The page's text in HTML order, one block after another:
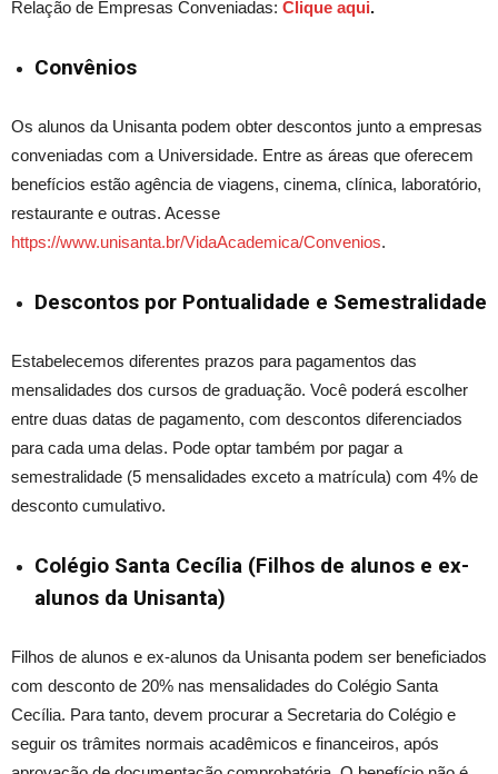
Relação de Empresas Conveniadas: Clique aqui.
Convênios
Os alunos da Unisanta podem obter descontos junto a empresas
conveniadas com a Universidade. Entre as áreas que oferecem
benefícios estão agência de viagens, cinema, clínica, laboratório,
restaurante e outras. Acesse
https://www.unisanta.br/VidaAcademica/Convenios.
Descontos por Pontualidade e Semestralidade
Estabelecemos diferentes prazos para pagamentos das
mensalidades dos cursos de graduação. Você poderá escolher
entre duas datas de pagamento, com descontos diferenciados
para cada uma delas. Pode optar também por pagar a
semestralidade (5 mensalidades exceto a matrícula) com 4% de
desconto cumulativo.
Colégio Santa Cecília (Filhos de alunos e ex-
alunos da Unisanta)
Filhos de alunos e ex-alunos da Unisanta podem ser beneficiados
com desconto de 20% nas mensalidades do Colégio Santa
Cecília. Para tanto, devem procurar a Secretaria do Colégio e
seguir os trâmites normais acadêmicos e financeiros, após